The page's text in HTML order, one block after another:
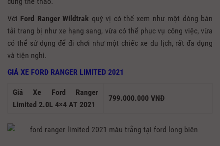
Với Ford Ranger Wildtrak quý vị có thể xem như một dòng bán
tải trang bị như xe hạng sang, vừa có thể phục vụ công việc, vừa
có thể sử dụng để đi chơi như một chiếc xe du lịch, rất đa dụng
và tiện nghi.
GIÁ XE FORD RANGER LIMITED 2021
Giá Xe Ford Ranger
Limited 2.0L 4×4 AT 2021
799.000.000 VNĐ